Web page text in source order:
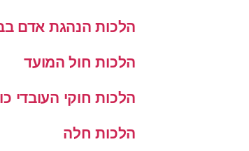
הלכות הנהגת אדם
הלכות חול המועד
הלכות חוקי העובדי
הלכות חלה